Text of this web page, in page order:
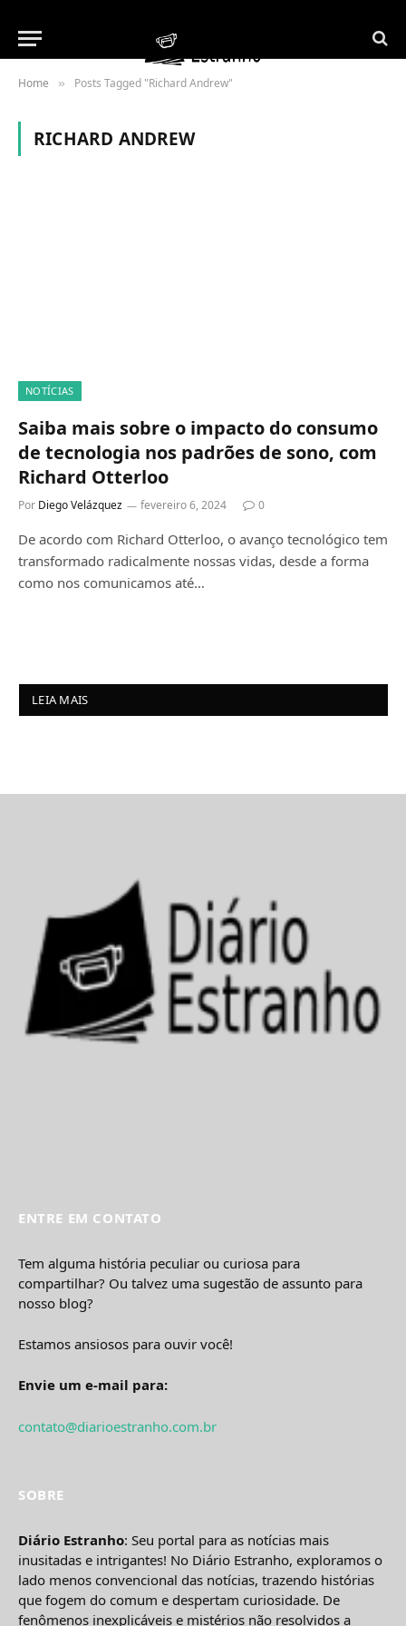
Home » Posts Tagged "Richard Andrew"
RICHARD ANDREW
NOTÍCIAS
Saiba mais sobre o impacto do consumo
de tecnologia nos padrões de sono, com
Richard Otterloo
Por Diego Velázquez fevereiro 6, 2024 0
De acordo com Richard Otterloo, o avanço tecnológico tem
transformado radicalmente nossas vidas, desde a forma
como nos comunicamos até…
LEIA MAIS
ENTRE EM CONTATO
Tem alguma história peculiar ou curiosa para
compartilhar? Ou talvez uma sugestão de assunto para
nosso blog?
Estamos ansiosos para ouvir você!
Envie um e-mail para:
contato@diarioestranho.com.br
SOBRE
Diário Estranho: Seu portal para as notícias mais
inusitadas e intrigantes! No Diário Estranho, exploramos o
lado menos convencional das notícias, trazendo histórias
que fogem do comum e despertam curiosidade. De
fenômenos inexplicáveis e mistérios não resolvidos a